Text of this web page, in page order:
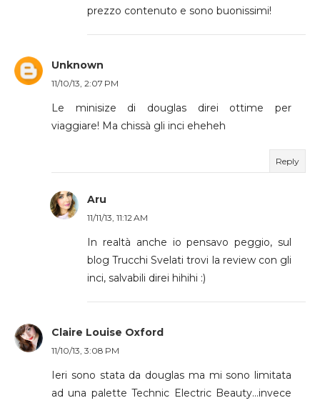
prezzo contenuto e sono buonissimi!
Unknown
11/10/13, 2:07 PM
Le minisize di douglas direi ottime per
viaggiare! Ma chissà gli inci eheheh
Reply
Aru
11/11/13, 11:12 AM
In realtà anche io pensavo peggio, sul
blog Trucchi Svelati trovi la review con gli
inci, salvabili direi hihihi :)
Claire Louise Oxford
11/10/13, 3:08 PM
Ieri sono stata da douglas ma mi sono limitata
ad una palette Technic Electric Beauty...invece